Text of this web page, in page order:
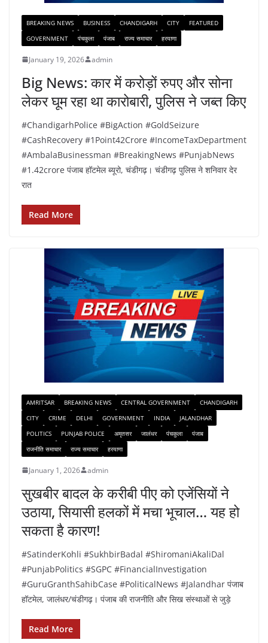
BREAKING NEWS BUSINESS CHANDIGARH CITY
FEATURED
GOVERNMENT
पंचकुला पंजाब राज्य समाचार हरयाणा
January 19, 2026 admin
Big News: कार में करोड़ों रुपए और सोना
लेकर घूम रहा था कारोबारी, पुलिस ने जब्त किए
#ChandigarhPolice #BigAction #GoldSeizure
#CashRecovery #1Point42Crore #IncomeTaxDepartment
#AmbalaBusinessman #BreakingNews #PunjabNews
#1.42crore पंजाब हॉटमेल ब्यूरो, चंडीगढ़। चंडीगढ़ पुलिस ने शनिवार देर
रात
Read More
AMRITSAR BREAKING NEWS CENTRAL GOVERNMENT
CHANDIGARH
CITY
CRIME DELHI GOVERNMENT INDIA
JALANDHAR
POLITICS
PUNJAB POLICE अमृतसर जालंधर पंचकुला
पंजाब
राजनीति समाचार
राज्य समाचार हरयाणा
January 1, 2026 admin
सुखबीर बादल के करीबी पीए को एजेंसियों ने
उठाया, सियासी हलकों में मचा भूचाल… यह हो
सकता है कारण!
#SatinderKohli #SukhbirBadal #ShiromaniAkaliDal
#PunjabPolitics #SGPC #FinancialInvestigation
#GuruGranthSahibCase #PoliticalNews #Jalandhar पंजाब
हॉटमेल, जालंधर/चंडीगढ़। पंजाब की राजनीति और सिख संस्थाओं से जुड़े
Read More